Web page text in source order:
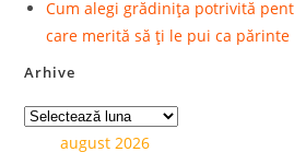
Cum alegi grădinița potrivită
care merită să ți le pui ca părinte
Arhive
august 2026